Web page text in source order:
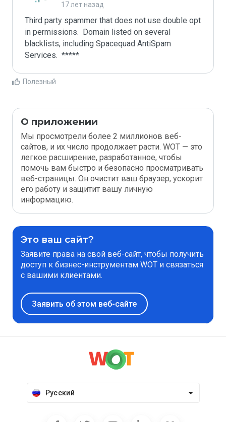
17 лет назад
Third party spammer that does not use double opt
in permissions.  Domain listed on several
blacklists, including Spacequad AntiSpam
Полезный
О приложении
Мы просмотрели более 2 миллионов веб-
сайтов, и их число продолжает расти. WOT — это
легкое расширение, разработанное, чтобы
помочь вам быстро и безопасно просматривать
веб-страницы. Он очистит ваш браузер, ускорит
его работу и защитит вашу личную
информацию.
Это ваш сайт?
Заявите права на свой веб-сайт, чтобы получить
доступ к бизнес-инструментам WOT и связаться
с вашими клиентами.
Заявить об этом веб-сайте
Русский